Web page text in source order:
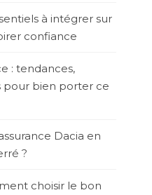
à intégrer sur
confiance
: tendances,
pour bien porter ce
Dacia en
?
choisir le bon